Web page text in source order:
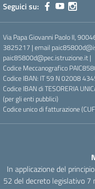
Seguici su:
Via Papa Giovanni Paolo II,
3825217 | email
paic85800d@pec.istruzione.it |
Codice Meccanografico
Codice IBAN: IT 59 N 02008
Codice IBAN di TESORERIA
(per gli enti pubblici)
Codice unico di fatturazione
In applicazione del
52 del decreto legislativo 7